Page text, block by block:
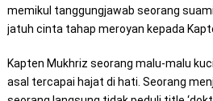
memikul tanggungjawab seorang
jatuh cinta tahap meroyan kepada
Kapten Mukhriz seorang malu-malu
asal tercapai hajat di hati. Seorang